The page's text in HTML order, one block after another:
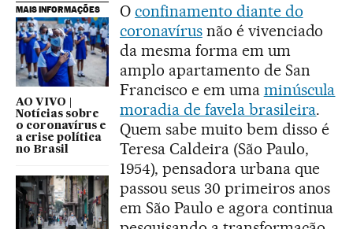
MAIS INFORMAÇÕES
AO VIVO |
Notícias sobre
o coronavírus e
a crise política
no Brasil
O confinamento diante do
coronavírusnão é vivenciado
da mesma forma em um
amplo apartamento de San
Francisco e em uma minúscula
moradia de favela brasileira.
Quem sabe muito bem disso é
Teresa Caldeira (São Paulo,
1954), pensadora urbana que
passou seus 30 primeiros anos
em São Paulo e agora continua